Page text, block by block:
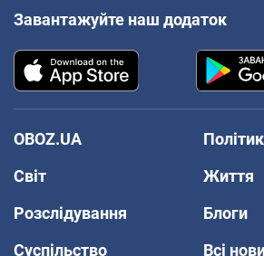
Завантажуйте наш додаток
OBOZ.UA
Світ
Життя
Розслідування
Блоги
Суспільство
Всі